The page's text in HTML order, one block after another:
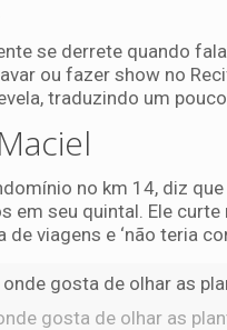
se derrete quando
ou fazer show no
traduzindo um
no km 14, diz
em seu quintal. Ele
viagens e ‘não teria
gosta de olhar as